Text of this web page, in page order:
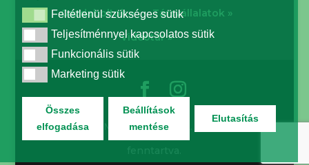
Feltétlenül szükséges sütik
Feltétlenül szükséges sütik
Teljesítménnyel kapcsolatos sütik
Teljesítménnyel kapcsolatos sütik
Funkcionális sütik
Funkcionális sütik
Marketing sütik
Marketing sütik
Összes
elfogadása
Beállítások
mentése
Elutasítás
Gazdaboltok »
Társvállalatok »
Videótár »
© Biocont Magyarország Kft. | Minden jog